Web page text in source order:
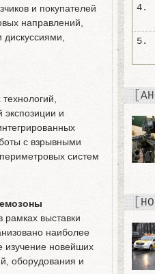
и покупателей
направлений,
экспозиции и
с взрывными
систем
рамках выставки
наиболее
изучение новейших
оборудования и
4.
5.